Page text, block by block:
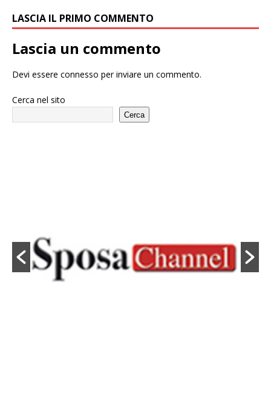
LASCIA IL PRIMO COMMENTO
Lascia un commento
Devi essere connesso per inviare un commento.
Cerca nel sito
Cerca